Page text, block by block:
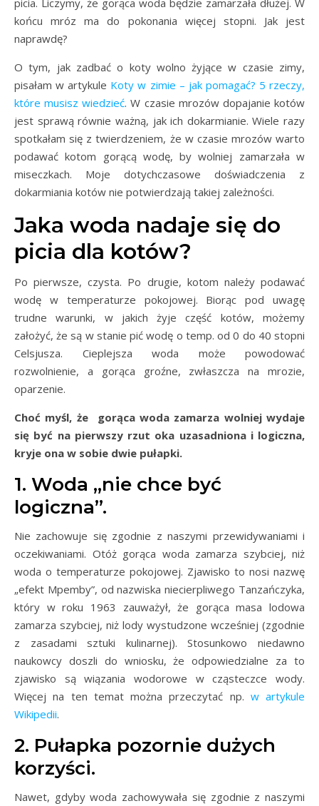
końcu mróz ma do pokonania więcej stopni. Jak jest
naprawdę?
O tym, jak zadbać o koty wolno żyjące w czasie zimy,
pisałam w artykule Koty w zimie – jak pomagać? 5 rzeczy,
które musisz wiedzieć. W czasie mrozów dopajanie kotów
jest sprawą równie ważną, jak ich dokarmianie. Wiele razy
spotkałam się z twierdzeniem, że w czasie mrozów warto
podawać kotom gorącą wodę, by wolniej zamarzała w
miseczkach. Moje dotychczasowe doświadczenia z
dokarmiania kotów nie potwierdzają takiej zależności.
Jaka woda nadaje się do
picia dla kotów?
Po pierwsze, czysta. Po drugie, kotom należy podawać
wodę w temperaturze pokojowej. Biorąc pod uwagę
trudne warunki, w jakich żyje część kotów, możemy
założyć, że są w stanie pić wodę o temp. od 0 do 40 stopni
Celsjusza. Cieplejsza woda może powodować
rozwolnienie, a gorąca groźne, zwłaszcza na mrozie,
oparzenie.
Choć myśl, że gorąca woda zamarza wolniej wydaje
się być na pierwszy rzut oka uzasadniona i logiczna,
kryje ona w sobie dwie pułapki.
1. Woda „nie chce być
logiczna”.
Nie zachowuje się zgodnie z naszymi przewidywaniami i
oczekiwaniami. Otóż gorąca woda zamarza szybciej, niż
woda o temperaturze pokojowej. Zjawisko to nosi nazwę
„efekt Mpemby”, od nazwiska niecierpliwego Tanzańczyka,
który w roku 1963 zauważył, że gorąca masa lodowa
zamarza szybciej, niż lody wystudzone wcześniej (zgodnie
z zasadami sztuki kulinarnej). Stosunkowo niedawno
naukowcy doszli do wniosku, że odpowiedzialne za to
zjawisko są wiązania wodorowe w cząsteczce wody.
Więcej na ten temat można przeczytać np. w artykule
Wikipedii.
2. Pułapka pozornie dużych
korzyści.
Nawet, gdyby woda zachowywała się zgodnie z naszymi